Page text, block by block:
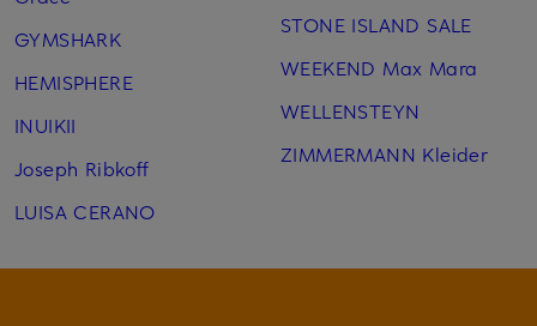
GYMSHARK
HEMISPHERE
INUIKII
Joseph Ribkoff
LUISA CERANO
STONE ISLAND SALE
WEEKEND Max Mara
WELLENSTEYN
ZIMMERMANN Kleider